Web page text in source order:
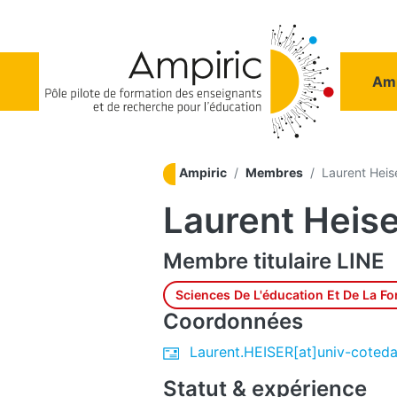
Ampiric Membres Laurent
Laurent
Membre titulaire LINE
Sciences De L'éducation Et De La
Coordonnées
Laurent.HEISER[at]univ-
Statut & expérience